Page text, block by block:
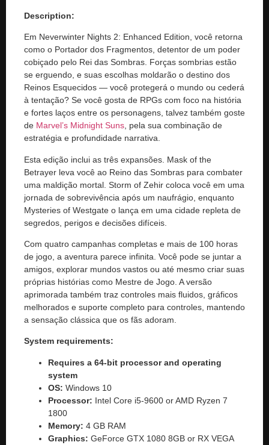
Description:
Em Neverwinter Nights 2: Enhanced Edition, você retorna
como o Portador dos Fragmentos, detentor de um poder
cobiçado pelo Rei das Sombras. Forças sombrias estão
se erguendo, e suas escolhas moldarão o destino dos
Reinos Esquecidos — você protegerá o mundo ou cederá
à tentação? Se você gosta de RPGs com foco na história
e fortes laços entre os personagens, talvez também goste
de Marvel’s Midnight Suns , pela sua combinação de
estratégia e profundidade narrativa.
Esta edição inclui as três expansões. Mask of the
Betrayer leva você ao Reino das Sombras para combater
uma maldição mortal. Storm of Zehir coloca você em uma
jornada de sobrevivência após um naufrágio, enquanto
Mysteries of Westgate o lança em uma cidade repleta de
segredos, perigos e decisões difíceis.
Com quatro campanhas completas e mais de 100 horas
de jogo, a aventura parece infinita. Você pode se juntar a
amigos, explorar mundos vastos ou até mesmo criar suas
próprias histórias como Mestre de Jogo. A versão
aprimorada também traz controles mais fluidos, gráficos
melhorados e suporte completo para controles, mantendo
a sensação clássica que os fãs adoram.
System requirements:
Requires a 64-bit processor and operating
system
OS: Windows 10
Processor: Intel Core i5-9600 or AMD Ryzen 7
1800
Memory: 4 GB RAM
Graphics: GeForce GTX 1080 8GB or RX VEGA